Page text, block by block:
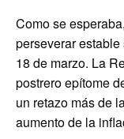
Como se
perseverar
18 de marzo. La
postrero epítome
un retazo más de
aumento de la